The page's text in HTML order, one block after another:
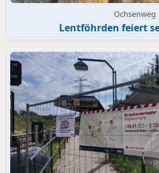
Ochsenweg
Lentföhrden feiert